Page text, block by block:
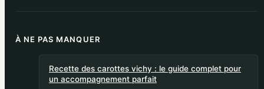
À NE PAS MANQUER
Recette des carottes vichy : le guide complet pour
un accompagnement parfait